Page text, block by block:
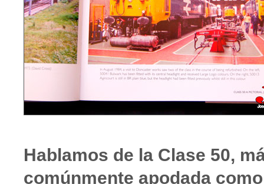
Hablamos de la Clase 50,
comúnmente apodada como